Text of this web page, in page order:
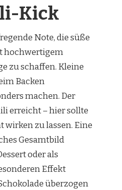
Kick
Note, die süße
hochwertigem
zu schaffen. Kleine
Backen
machen. Der
erreicht – hier sollte
zu lassen. Eine
Gesamtbild
oder als
Effekt
überzogen